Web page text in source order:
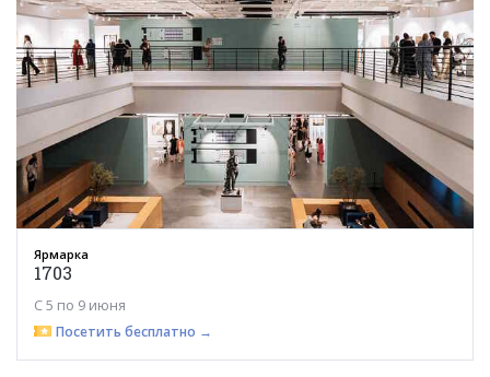
Ярмарка
1703
С 5 по 9 июня
Посетить бесплатно →